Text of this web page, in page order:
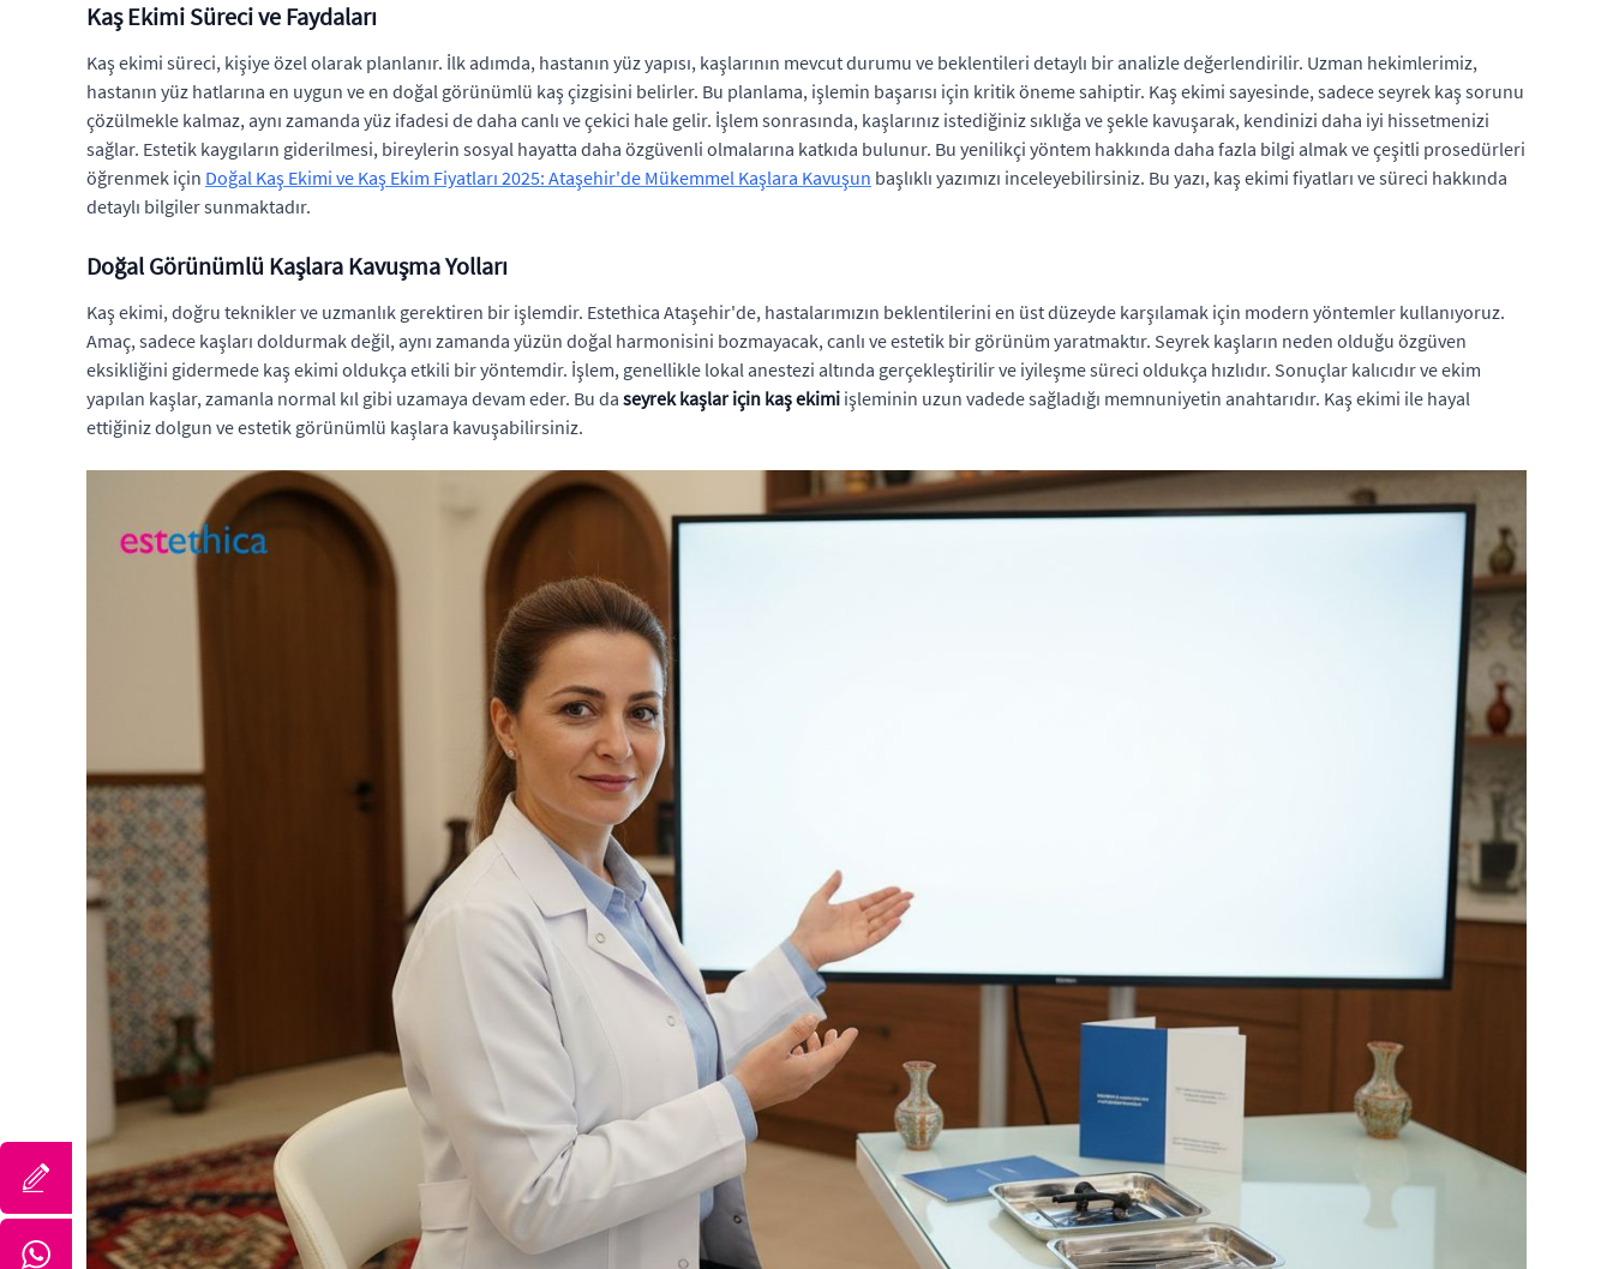
Kaş Ekimi Süreci ve Faydaları
Kaş ekimi süreci, kişiye özel olarak planlanır. İlk adımda, hastanın yüz yapısı, kaşlarının mevcut durumu ve beklentileri detaylı bir analizle değerlendirilir. Uzman hekimlerimiz,
hastanın yüz hatlarına en uygun ve en doğal görünümlü kaş çizgisini belirler. Bu planlama, işlemin başarısı için kritik öneme sahiptir. Kaş ekimi sayesinde, sadece seyrek kaş sorunu
çözülmekle kalmaz, aynı zamanda yüz ifadesi de daha canlı ve çekici hale gelir. İşlem sonrasında, kaşlarınız istediğiniz sıklığa ve şekle kavuşarak, kendinizi daha iyi hissetmenizi
sağlar. Estetik kaygıların giderilmesi, bireylerin sosyal hayatta daha özgüvenli olmalarına katkıda bulunur. Bu yenilikçi yöntem hakkında daha fazla bilgi almak ve çeşitli prosedürleri
öğrenmek için Doğal Kaş Ekimi ve Kaş Ekim Fiyatları 2025: Ataşehir'de Mükemmel Kaşlara Kavuşun başlıklı yazımızı inceleyebilirsiniz. Bu yazı, kaş ekimi fiyatları ve süreci hakkında
detaylı bilgiler sunmaktadır.
Doğal Görünümlü Kaşlara Kavuşma Yolları
Kaş ekimi, doğru teknikler ve uzmanlık gerektiren bir işlemdir. Estethica Ataşehir'de, hastalarımızın beklentilerini en üst düzeyde karşılamak için modern yöntemler kullanıyoruz.
Amaç, sadece kaşları doldurmak değil, aynı zamanda yüzün doğal harmonisini bozmayacak, canlı ve estetik bir görünüm yaratmaktır. Seyrek kaşların neden olduğu özgüven
eksikliğini gidermede kaş ekimi oldukça etkili bir yöntemdir. İşlem, genellikle lokal anestezi altında gerçekleştirilir ve iyileşme süreci oldukça hızlıdır. Sonuçlar kalıcıdır ve ekim
yapılan kaşlar, zamanla normal kıl gibi uzamaya devam eder. Bu da seyrek kaşlar için kaş ekimi işleminin uzun vadede sağladığı memnuniyetin anahtarıdır. Kaş ekimi ile hayal
ettiğiniz dolgun ve estetik görünümlü kaşlara kavuşabilirsiniz.